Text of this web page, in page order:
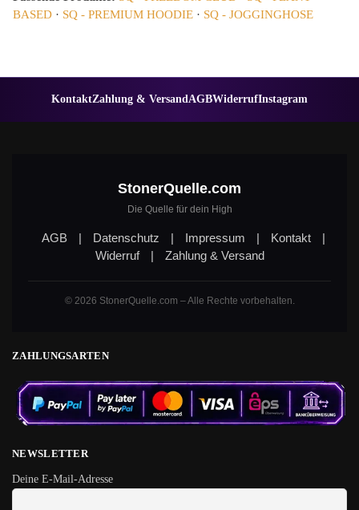
BASED · SQ - PREMIUM HOODIE · SQ - JOGGINGHOSE
KontaktZahlung & VersandAGBWiderrufInstagram
StonerQuelle.com
Die Quelle für dein High
AGB | Datenschutz | Impressum | Kontakt
|
Widerruf
| Zahlung & Versand
© 2026 StonerQuelle.com – Alle Rechte vorbehalten.
ZAHLUNGSARTEN
NEWSLETTER
Deine E-Mail-Adresse